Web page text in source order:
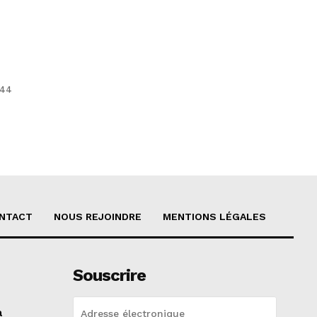
NOUS REJOINDRE MENTIONS LÉGALES
Souscrire